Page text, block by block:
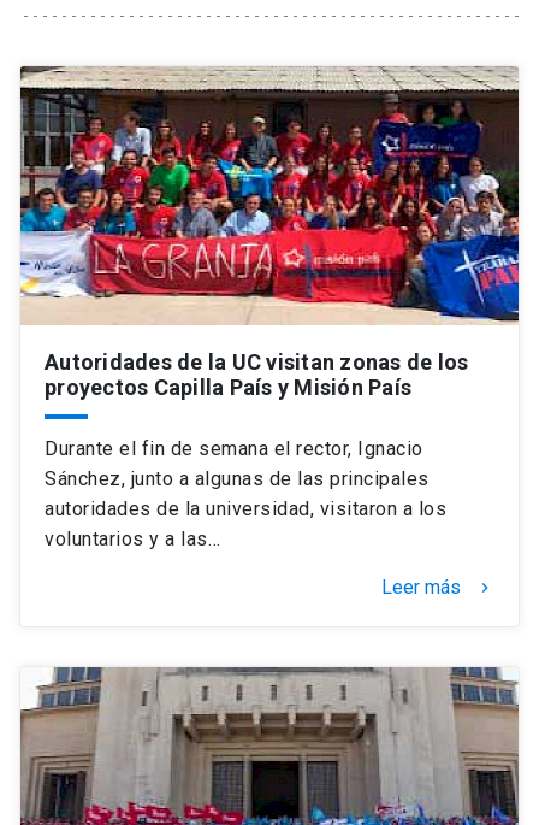
Internacionalización launch
Extensión
Vinculación
Universidad
Información para keyboard_arrow_down
Estudiantes
Personal
Alumni
Vecinos
ACCESOS DIRECTOS
Admisión
Mi Cuenta UC launch
Correo UC
Donaciones launch
Autoridades de la UC visitan zonas de los
proyectos Capilla País y Misión País
Durante el fin de semana el rector, Ignacio
Sánchez, junto a algunas de las principales
autoridades de la universidad, visitaron a los
voluntarios y a las…
Leer más keyboard_arrow_right